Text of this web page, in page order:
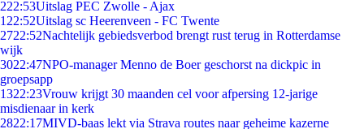
222:53Uitslag PEC Zwolle - Ajax
1 22:52Uitslag sc Heerenveen - FC Twente
2722:52Nachtelijk gebiedsverbod brengt rust terug in Rotterdamse
wijk
3022:47NPO-manager Menno de Boer geschorst na dickpic in
groepsapp
1322:23Vrouw krijgt 30 maanden cel voor afpersing 12-jarige
misdienaar in kerk
2822:17MIVD-baas lekt via Strava routes naar geheime kazerne